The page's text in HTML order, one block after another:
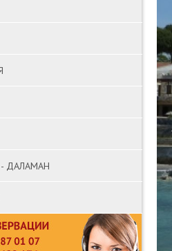
ДАЛАМАН